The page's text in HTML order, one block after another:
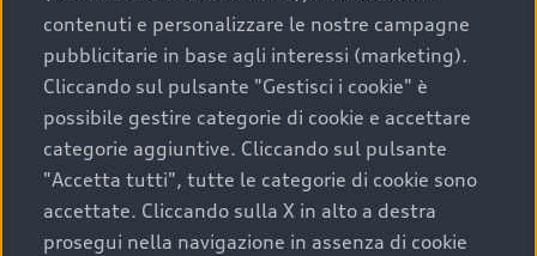
un’auto usata Audi
Scegliere un’auto usata è una decisione che coniuga
convenienza, affidabilità e sostenibilità. Per fare un
acquisto sicuro, è essenziale considerare aspetti
determinanti come la garanzia inclusa e l’affidabilità del
marchio. Audi offre l’auto usata perfetta tramite Audi
Prima Scelta :plus
contenuti e personalizzare le nostre campagne
pubblicitarie in base agli interessi (marketing).
Cliccando sul pulsante "Gestisci i cookie" è
possibile gestire categorie di cookie e accettare
categorie aggiuntive. Cliccando sul pulsante
"Accetta tutti", tutte le categorie di cookie sono
accettate. Cliccando sulla X in alto a destra
prosegui nella navigazione in assenza di cookie